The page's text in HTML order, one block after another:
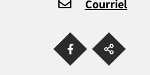
Courriel